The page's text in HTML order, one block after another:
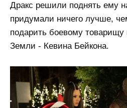
Дракс решили поднять ему
придумали ничего лучше,
подарить боевому товарищу
Земли - Кевина Бейкона.